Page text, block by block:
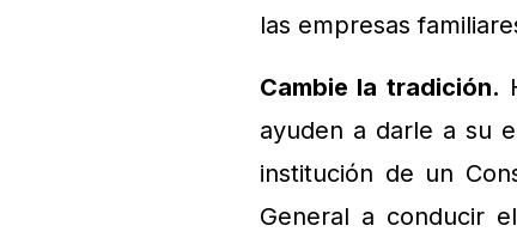
las empresas
Cambie la tradición.
ayuden a darle a su
institución de un
General a conducir